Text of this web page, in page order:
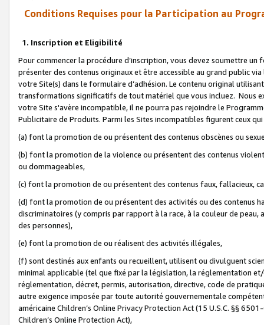
Conditions Requises pour la Participation au
1. Inscription et Eligibilité
Pour commencer la procédure d’inscription, vous devez soumettre
présenter des contenus originaux et être accessible au grand public
votre Site(s) dans le formulaire d’adhésion. Le contenu original
transformations significatifs de tout matériel que vous incluez. Nous
votre Site s'avère incompatible, il ne pourra pas rejoindre le
Publicitaire de Produits. Parmi les Sites incompatibles figurent ceux
(a) font la promotion de ou présentent des contenus obscènes ou
(b) font la promotion de la violence ou présentent des contenus
ou dommageables,
(c) font la promotion de ou présentent des contenus faux, fallacieux,
(d) font la promotion de ou présentent des activités ou des contenus
discriminatoires (y compris par rapport à la race, à la couleur de
des personnes),
(e) font la promotion de ou réalisent des activités illégales,
(f) sont destinés aux enfants ou recueillent, utilisent ou divulguent
minimal applicable (tel que fixé par la législation, la réglementation
réglementation, décret, permis, autorisation, directive, code de
autre exigence imposée par toute autorité gouvernementale
américaine Children’s Online Privacy Protection Act (15 U.S.C. §§
Children’s Online Protection Act),